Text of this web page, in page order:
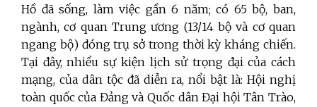
Hồ đã sống, làm việc gần 6 năm; có 65 bộ, ban,
ngành, cơ quan Trung ương (13/14 bộ và cơ quan
ngang bộ) đóng trụ sở trong thời kỳ kháng chiến.
Tại đây, nhiều sự kiện lịch sử trọng đại của cách
mạng, của dân tộc đã diễn ra, nổi bật là: Hội nghị
toàn quốc của Đảng và Quốc dân Đại hội Tân Trào,